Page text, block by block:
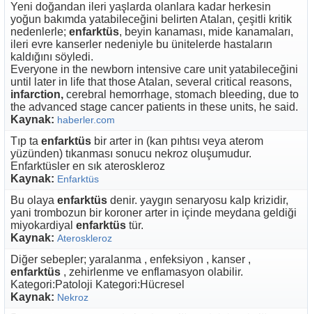
Yeni doğandan ileri yaşlarda olanlara kadar herkesin
yoğun bakımda yatabileceğini belirten Atalan, çeşitli kritik
nedenlerle; enfarktüs, beyin kanaması, mide kanamaları,
ileri evre kanserler nedeniyle bu ünitelerde hastaların
kaldığını söyledi.
Everyone in the newborn intensive care unit yatabileceğini
until later in life that those Atalan, several critical reasons,
infarction, cerebral hemorrhage, stomach bleeding, due to
the advanced stage cancer patients in these units, he said.
Kaynak: haberler.com
Tıp ta enfarktüs bir arter in (kan pıhtısı veya aterom
yüzünden) tıkanması sonucu nekroz oluşumudur.
Enfarktüsler en sık ateroskleroz
Kaynak: Enfarktüs
Bu olaya enfarktüs denir. yaygın senaryosu kalp krizidir,
yani trombozun bir koroner arter in içinde meydana geldiği
miyokardiyal enfarktüs tür.
Kaynak: Ateroskleroz
Diğer sebepler; yaralanma , enfeksiyon , kanser ,
enfarktüs , zehirlenme ve enflamasyon olabilir.
Kategori:Patoloji Kategori:Hücresel
Kaynak: Nekroz